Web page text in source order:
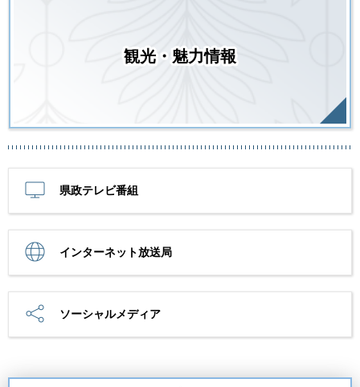
観光・魅力情報
県政テレビ番組
インターネット放送局
ソーシャルメディア